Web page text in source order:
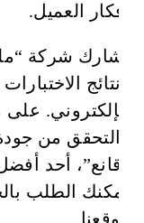
أفكار العميل.
ونتائج
الإلكتروني.
والتحقق من
“قانع”، أحد
يمكنك الطلب
موقعنا.